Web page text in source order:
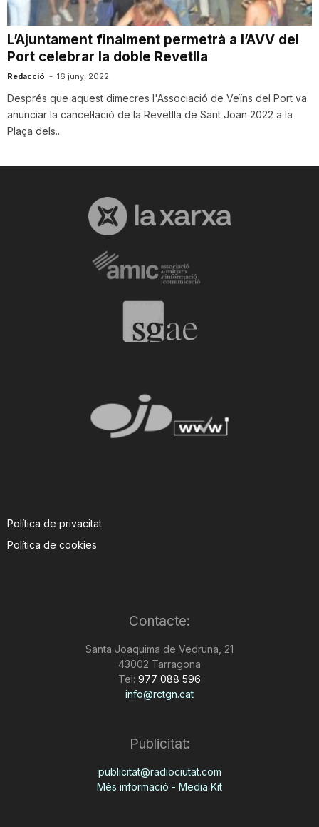
u
t
a
t
g
L’Ajuntament finalment permetrà a l’AVV del
Port celebrar la doble Revetlla
Redacció - 16 juny, 2022
Després que aquest dimecres l'Associació de Veïns del Port va
anunciar la cancel·lació de la Revetlla de Sant Joan 2022 a la
Plaça dels...
Política de privacitat
Política de cookies
Contacte:
Santa Joaquima de Vedruna, 21
43002 Tarragona
Tel: 977 088 596
info@rctgn.cat
Publicitat:
publicitat@radiociutat.com
Més informació - Media Kit